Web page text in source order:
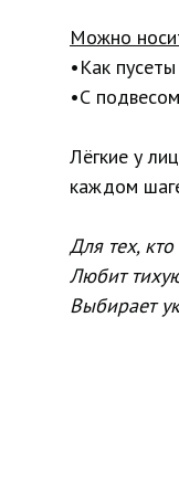
Можно
•Как
•С
Лёгкие у
каждом
Для тех,
Любит
Выбирает